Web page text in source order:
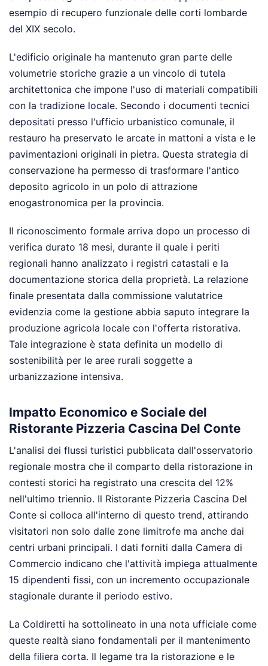
esempio di recupero funzionale delle corti lombarde
del XIX secolo.
L'edificio originale ha mantenuto gran parte delle
volumetrie storiche grazie a un vincolo di tutela
architettonica che impone l'uso di materiali compatibili
con la tradizione locale. Secondo i documenti tecnici
depositati presso l'ufficio urbanistico comunale, il
restauro ha preservato le arcate in mattoni a vista e le
pavimentazioni originali in pietra. Questa strategia di
conservazione ha permesso di trasformare l'antico
deposito agricolo in un polo di attrazione
enogastronomica per la provincia.
Il riconoscimento formale arriva dopo un processo di
verifica durato 18 mesi, durante il quale i periti
regionali hanno analizzato i registri catastali e la
documentazione storica della proprietà. La relazione
finale presentata dalla commissione valutatrice
evidenzia come la gestione abbia saputo integrare la
produzione agricola locale con l'offerta ristorativa.
Tale integrazione è stata definita un modello di
sostenibilità per le aree rurali soggette a
urbanizzazione intensiva.
Impatto Economico e Sociale del
Ristorante Pizzeria Cascina Del Conte
L'analisi dei flussi turistici pubblicata dall'osservatorio
regionale mostra che il comparto della ristorazione in
contesti storici ha registrato una crescita del 12%
nell'ultimo triennio. Il Ristorante Pizzeria Cascina Del
Conte si colloca all'interno di questo trend, attirando
visitatori non solo dalle zone limitrofe ma anche dai
centri urbani principali. I dati forniti dalla Camera di
Commercio indicano che l'attività impiega attualmente
15 dipendenti fissi, con un incremento occupazionale
stagionale durante il periodo estivo.
La Coldiretti ha sottolineato in una nota ufficiale come
queste realtà siano fondamentali per il mantenimento
della filiera corta. Il legame tra la ristorazione e le